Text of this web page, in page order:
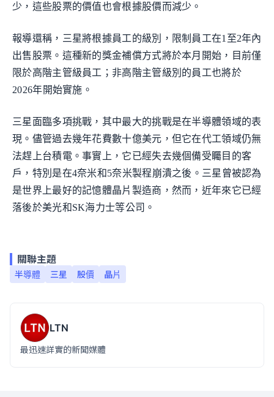
少，這些股票的價值也會根據股價而減少。
報導還稱，三星將根據員工的級別，限制員工在1至2年內
出售股票。這種新的獎金補償方式將於本月開始，目前僅
限於高階主管級員工；非高階主管級別的員工也將於
2026年開始實施。
三星面臨多項挑戰，其中最大的挑戰是在半導體領域的表
現。儘管過去幾年花費數十億美元，但它在代工領域仍無
法趕上台積電。事實上，它已經失去幾個備受矚目的客
戶，特別是在4奈米和5奈米製程崩潰之後。三星曾被認為
是世界上最好的記憶體晶片製造商，然而，近年來它已經
落後於美光和SK海力士等公司。
關聯主題
半導體 三星 股價 晶片
LTN
最迅速詳實的新聞媒體